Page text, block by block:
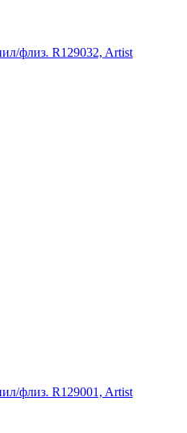
флиз. R129032, Artist
флиз. R129001, Artist